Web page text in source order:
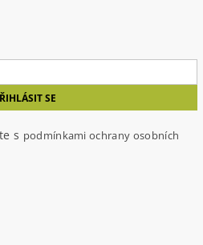
s podmínkami ochrany osobních